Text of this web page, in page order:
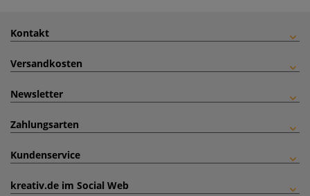
Kontakt
Versandkosten
Newsletter
Zahlungsarten
Kundenservice
kreativ.de im Social Web